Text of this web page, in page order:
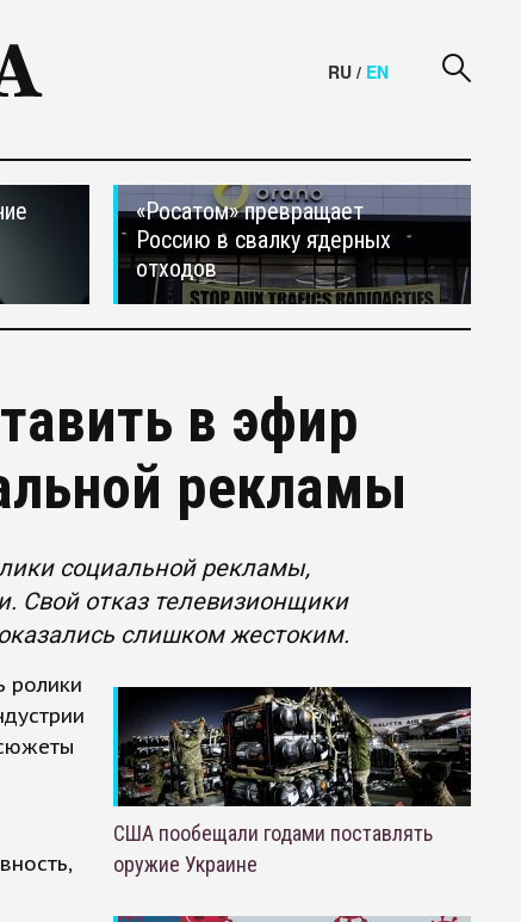
RU / EN
«Росатом» превращает
Россию в свалку ядерных
отходов
в эфир
рекламы
социальной рекламы,
Свой отказ телевизионщики
слишком жестоким.
ролики
США пообещали годами поставлять
оружие Украине